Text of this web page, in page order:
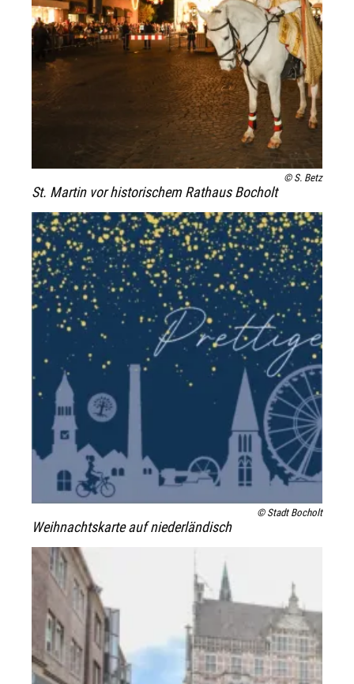
© S. Betz
St. Martin vor historischem Rathaus Bocholt
© Stadt Bocholt
Weihnachtskarte auf niederländisch